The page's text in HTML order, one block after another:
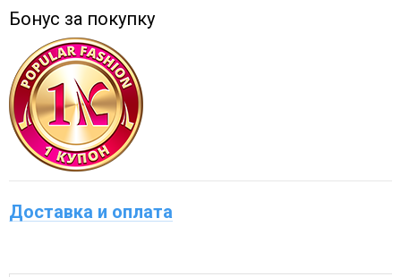
Бонус за покупку
Доставка и оплата